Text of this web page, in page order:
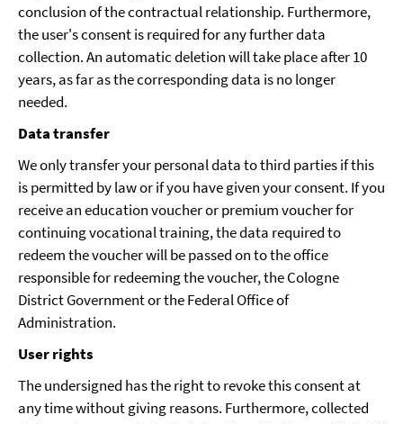
conclusion of the contractual relationship. Furthermore,
the user's consent is required for any further data
collection. An automatic deletion will take place after 10
years, as far as the corresponding data is no longer
needed.
Data transfer
We only transfer your personal data to third parties if this
is permitted by law or if you have given your consent. If you
receive an education voucher or premium voucher for
continuing vocational training, the data required to
redeem the voucher will be passed on to the office
responsible for redeeming the voucher, the Cologne
District Government or the Federal Office of
Administration.
User rights
The undersigned has the right to revoke this consent at
any time without giving reasons. Furthermore, collected